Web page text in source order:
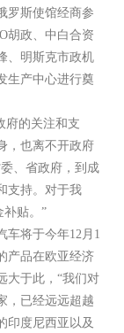
罗斯使馆经商参
胡政、中白合资
、明斯克市政机
生产中心进行奠
府的关注和支
，也离不开政府
、省政府，到成
支持。对于我
补贴。”
车将于今年12月1
产品在欧亚经济
大于此，“我们对
，已经远远超越
印度尼西亚以及